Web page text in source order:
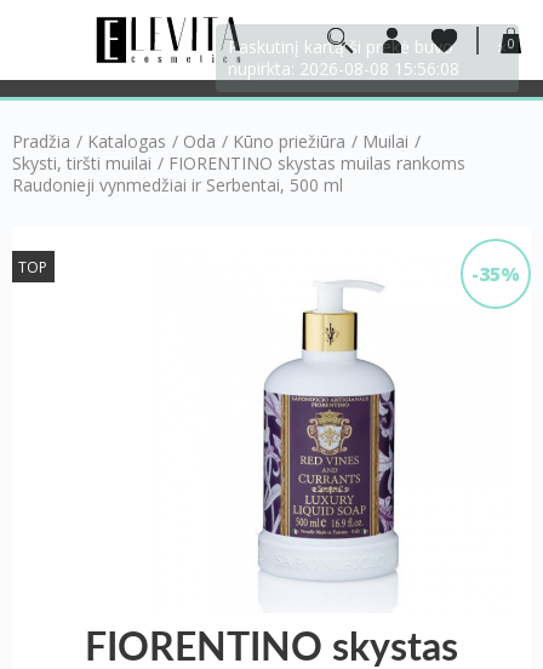
0
Pradžia / Katalogas / Oda / Kūno priežiūra / Muilai /
Skysti, tiršti muilai / FIORENTINO skystas muilas rankoms
Raudonieji vynmedžiai ir Serbentai, 500 ml
-35%
TOP
FIORENTINO skystas